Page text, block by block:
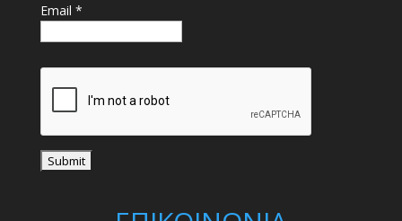
Email *